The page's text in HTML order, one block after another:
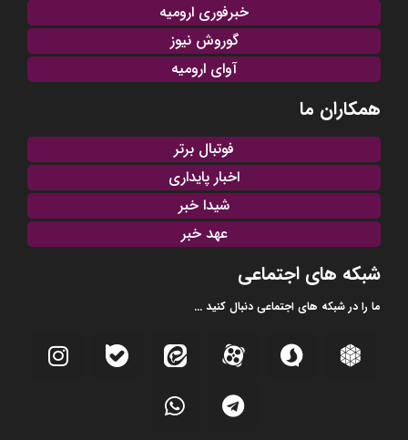
خبرفوری ارومیه
گوروش نیوز
آوای ارومیه
همکاران ما
فوتبال برتر
اخبار پایداری
شیدا خبر
عهد خبر
شبکه های اجتماعی
ما را در شبکه های اجتماعی دنبال کنید ...